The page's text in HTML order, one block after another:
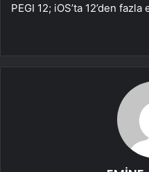
PEGI 12; iOS’ta 12’den fazla